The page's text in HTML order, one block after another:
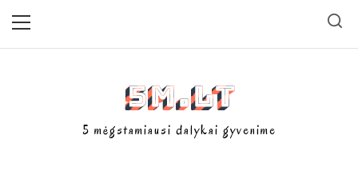
5m.lt
5 mėgstamiausi dalykai gyvenime